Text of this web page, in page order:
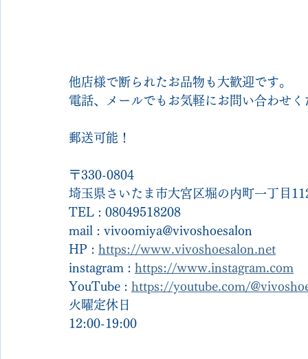
他店様で断られたお品物も大歓迎です。
電話、メールでもお気軽にお問い合わせく
郵送可能！
〒330-0804
埼玉県さいたま市大宮区堀の内町一丁目
TEL : 08049518208
mail : vivoomiya@vivoshoesalon
HP : https://www.vivoshoesalon.net
instagram : https://www.instagram.com
YouTube : https://youtube.com/
火曜定休日
12:00-19:00